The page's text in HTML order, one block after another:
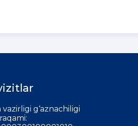
vazirligi g‘aznachiligi